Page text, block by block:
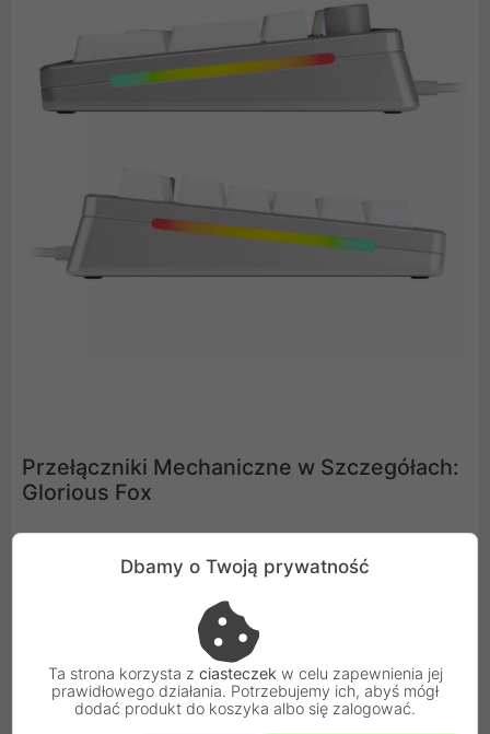
Przełączniki Mechaniczne w Szczegółach:
Glorious Fox
to liniowe przełączniki klawiszowe o liniowej
charakterystyce przełączania i minimalnym oporze.
Idealne do szybkich i precyzyjnych działań, świetnie
sprawdzają się w grach akcji i strzelankach FPS, gdzie
wyczuwalny punkt aktywacji nie jest potrzebny.
Dodatkowo, dzięki fabrycznemu smarowaniu,
Dbamy o Twoją prywatność
Ta strona korzysta z ciasteczek w celu zapewnienia jej
prawidłowego działania. Potrzebujemy ich, abyś mógł
dodać produkt do koszyka albo się zalogować.